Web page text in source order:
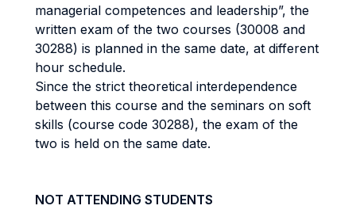
managerial competences and leadership”, the
written exam of the two courses (30008 and
30288) is planned in the same date, at different
hour schedule.
Since the strict theoretical interdependence
between this course and the seminars on soft
skills (course code 30288), the exam of the
two is held on the same date.
NOT ATTENDING STUDENTS